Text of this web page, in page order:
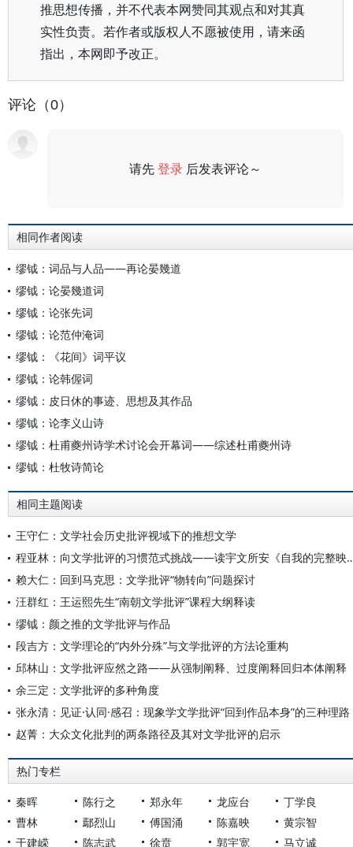
推思想传播，并不代表本网赞同其观点和对其真
实性负责。若作者或版权人不愿被使用，请来函
指出，本网即予改正。
评论（0）
请先登录 后发表评论～
相同作者阅读
缪钺：词品与人品——再论晏幾道
缪钺：论晏幾道词
缪钺：论张先词
缪钺：论范仲淹词
缪钺：《花间》词平议
缪钺：论韩偓词
缪钺：皮日休的事迹、思想及其作品
缪钺：论李义山诗
缪钺：杜甫夔州诗学术讨论会开幕词——综述杜甫夔州诗
缪钺：杜牧诗简论
相同主题阅读
王守仁：文学社会历史批评视域下的推想文学
程亚林：向文学批评的习惯范式
赖大仁：回到马克思：文学批评“物转向”问题探讨
汪群红：王运熙先生“南朝文学批评”课程大纲释读
缪钺：颜之推的文学批评与作品
段吉方：文学理论的“内外分殊”与文学批评的方法论重构
邱林山：文学批评应然之路——从强制阐释、过度阐释回归本体阐释
余三定：文学批评的多种角度
张永清：见证·认同·感召：现象学文学批评“回到作品本身”的三种理路
赵菁：大众文化批判的两条路径及其对文学批评的启示
热门专栏
秦晖 陈行之 郑永年 龙应台
丁学良
曹林
鄢烈山 傅国涌 陈嘉映
黄宗智
于建嵘
陈志武 徐贲 郭宇宽 马立诚